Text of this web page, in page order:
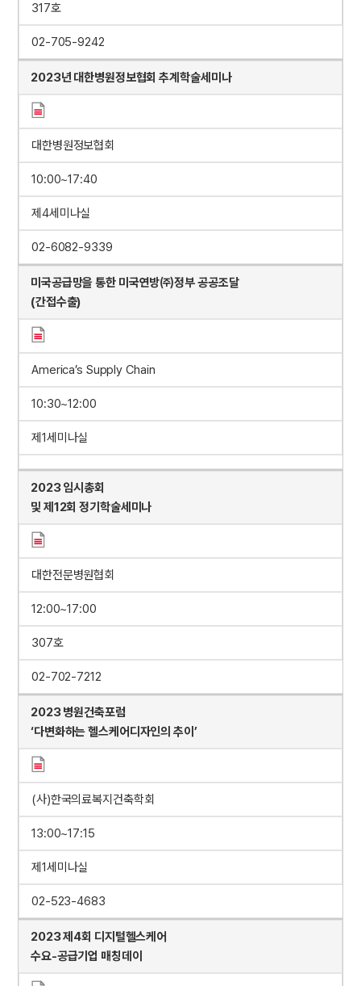
317호
02-705-9242
2023년 대한병원정보협회 추계학술세미나
대한병원정보협회
10:00~17:40
제4세미나실
02-6082-9339
미국공급망을 통한 미국연방㈜정부 공공조달
(간접수출)
America’s Supply Chain
10:30~12:00
제1세미나실
2023 임시총회
및 제12회 정기학술세미나
대한전문병원협회
12:00~17:00
307호
02-702-7212
2023 병원건축포럼
‘다변화하는 헬스케어디자인의 추이’
(사)한국의료복지건축학회
13:00~17:15
제1세미나실
02-523-4683
2023 제4회 디지털헬스케어
수요-공급기업 매칭데이